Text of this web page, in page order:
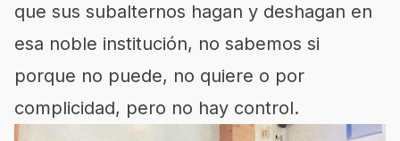
que sus subalternos hagan y deshagan en
esa noble institución, no sabemos si
porque no puede, no quiere o por
complicidad, pero no hay control.